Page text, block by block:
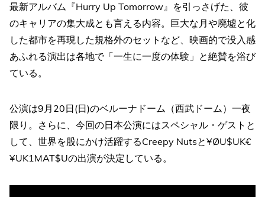
最新アルバム『Hurry Up Tomorrow』を引っさげた、彼
のキャリアの集大成とも言える内容。巨大な月や廃墟と化
した都市を再現した規格外のセットなど、映画的で没入感
あふれる演出は各地で「一生に一度の体験」と絶賛を浴び
ている。
公演は9月20日(日)のベルーナドーム（西武ドーム）一夜
限り。さらに、今回の日本公演にはスペシャル・ゲストと
して、世界を股にかけ活躍するCreepy Nutsと¥ØU$UK€
¥UK1MAT$Uの出演が決定している。